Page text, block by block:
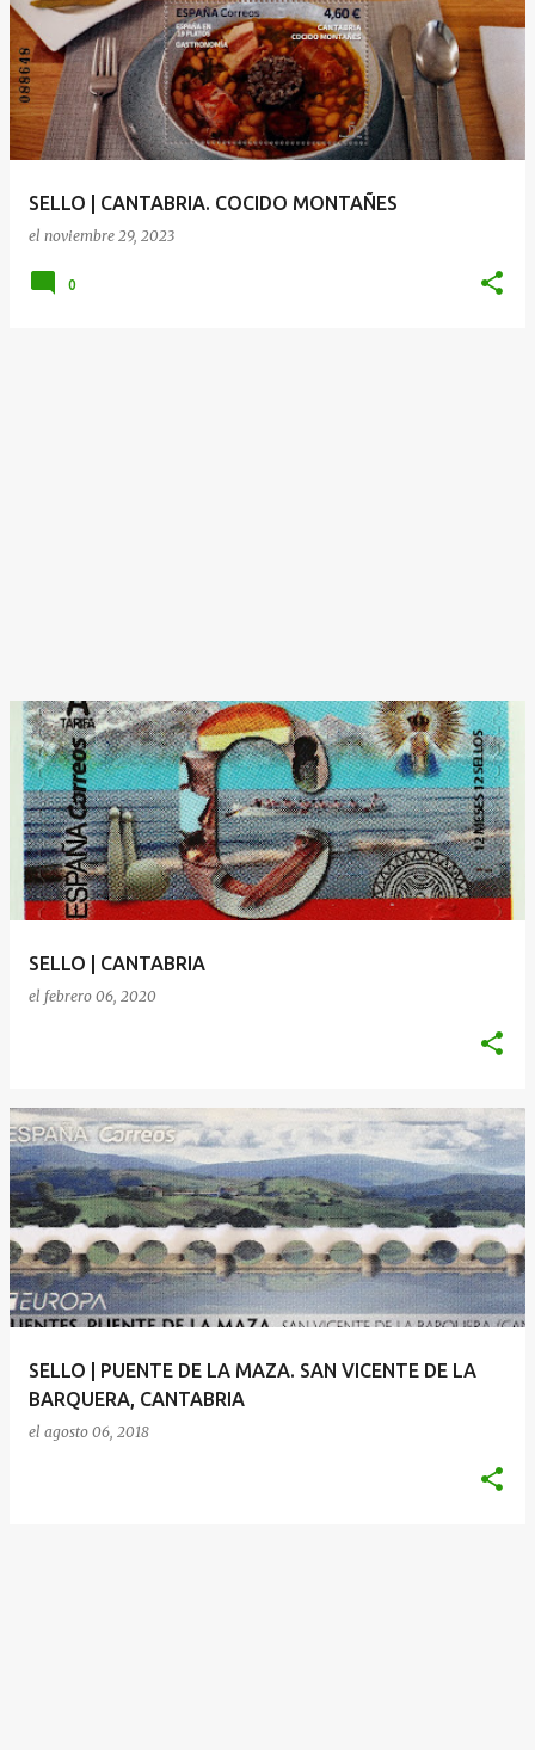
SELLO | CANTABRIA. COCIDO MONTAÑES
el noviembre 29, 2023
0
SELLO | CANTABRIA
el febrero 06, 2020
SELLO | PUENTE DE LA MAZA. SAN VICENTE DE LA
BARQUERA, CANTABRIA
el agosto 06, 2018